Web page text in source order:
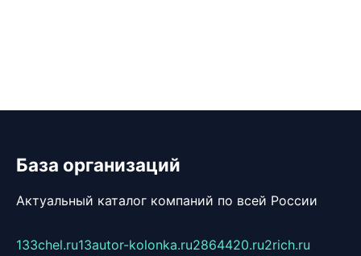
База организаций
Актуальный каталог компаний по всей России
133chel.ru13autor-kolonka.ru2864420.ru2rich.ru